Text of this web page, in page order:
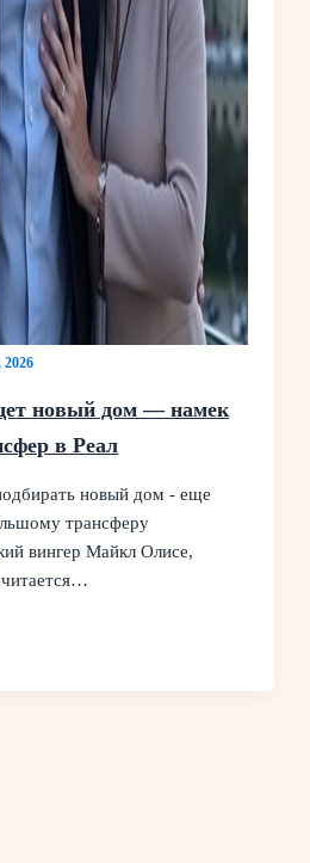
новый дом — намек
в Реал
новый дом - еще
трансферу
вингер Майкл Олисе,